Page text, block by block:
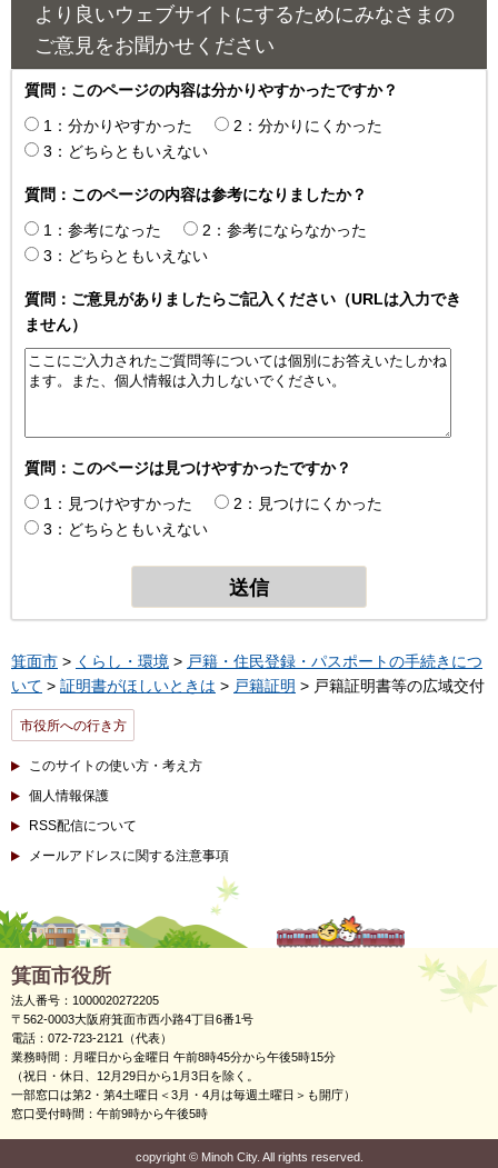
より良いウェブサイトにするためにみなさまの
ご意見をお聞かせください
質問：このページの内容は分かりやすかったですか？
1：分かりやすかった
2：分かりにくかった
3：どちらともいえない
質問：このページの内容は参考になりましたか？
1：参考になった
2：参考にならなかった
3：どちらともいえない
質問：ご意見がありましたらご記入ください（URLは入力でき
ません）
質問：このページは見つけやすかったですか？
1：見つけやすかった
2：見つけにくかった
3：どちらともいえない
箕面市 > くらし・環境 > 戸籍・住民登録・パスポートの手続きにつ
いて > 証明書がほしいときは > 戸籍証明 > 戸籍証明書等の広域交付
市役所への行き方
このサイトの使い方・考え方
個人情報保護
RSS配信について
メールアドレスに関する注意事項
箕面市役所
法人番号：1000020272205
〒562-0003大阪府箕面市西小路4丁目6番1号
電話：072-723-2121（代表）
業務時間：月曜日から金曜日 午前8時45分から午後5時15分
（祝日・休日、12月29日から1月3日を除く。
一部窓口は第2・第4土曜日＜3月・4月は毎週土曜日＞も開庁）
窓口受付時間：午前9時から午後5時
copyright ©Minoh City. All rights reserved.